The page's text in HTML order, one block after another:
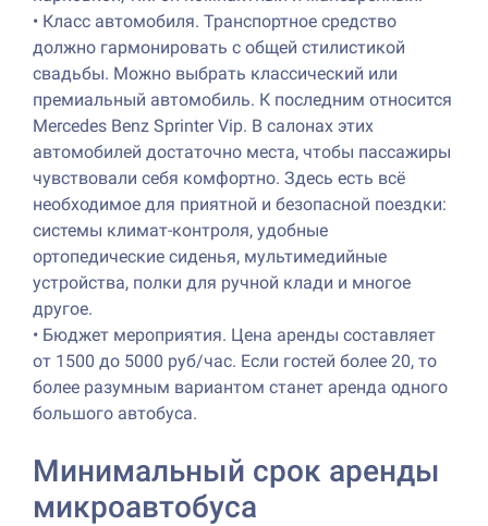
• Класс автомобиля. Транспортное средство
должно гармонировать с общей стилистикой
свадьбы. Можно выбрать классический или
премиальный автомобиль. К последним относится
Mercedes Benz Sprinter Vip. В салонах этих
автомобилей достаточно места, чтобы пассажиры
чувствовали себя комфортно. Здесь есть всё
необходимое для приятной и безопасной поездки:
системы климат-контроля, удобные
ортопедические сиденья, мультимедийные
устройства, полки для ручной клади и многое
другое.
• Бюджет мероприятия. Цена аренды составляет
от 1500 до 5000 руб/час. Если гостей более 20, то
более разумным вариантом станет аренда одного
большого автобуса.
Минимальный срок аренды
микроавтобуса